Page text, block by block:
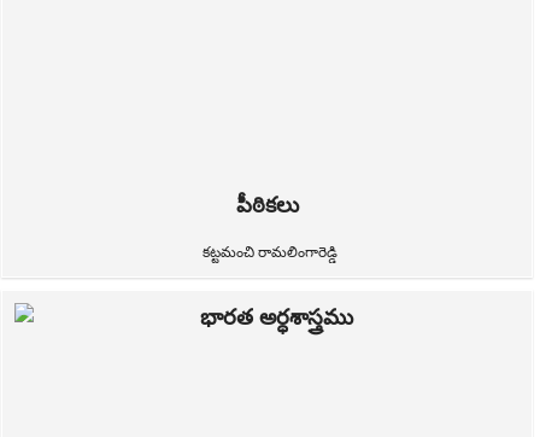
పీఠికలు
కట్టమంచి రామలింగారెడ్డి